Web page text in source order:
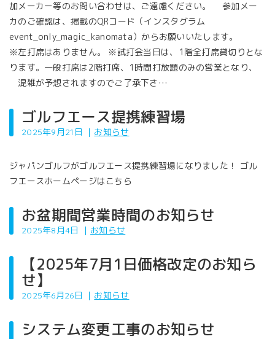
加メーカー等のお問い合わせは、ご遠慮ください。 参加メー
カのご確認は、掲載のQRコード（インスタグラム
event_only_magic_kanomata）からお願いいたします。
※左打席はありません。 ※試打会当日は、1階全打席貸切りとな
ります。一般打席は2階打席、1時間打放題のみの営業となり、
混雑が予想されますのでご了承下さ…
ゴルフエース提携練習場
2025年9月21日 ｜ お知らせ
ジャパンゴルフがゴルフエース提携練習場になりました！ ゴル
フエースホームページはこちら
お盆期間営業時間のお知らせ
2025年8月4日 ｜ お知らせ
【2025年7月1日価格改定のお知ら
せ】
2025年6月26日 ｜ お知らせ
システム変更工事のお知らせ